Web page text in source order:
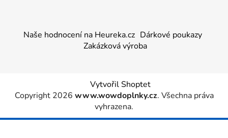
Naše hodnocení na Heureka.cz Dárkové poukazy
Zakázková výroba
Vytvořil Shoptet
Copyright 2026 www.wowdoplnky.cz. Všechna práva
vyhrazena.